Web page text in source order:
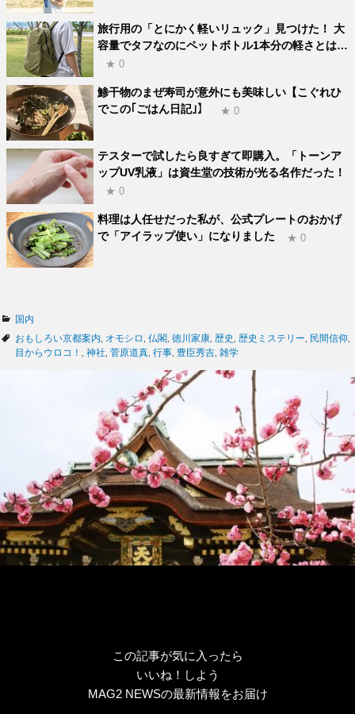
旅行用の「とにかく軽いリュック」見つけた！ 大
容量でタフなのにペットボトル1本分の軽さとは…
★ 0
鯵干物のまぜ寿司が意外にも美味しい【こぐれひ
でこの｢ごはん日記｣】
★ 0
テスターで試したら良すぎて即購入。「トーンア
ップUV乳液」は資生堂の技術が光る名作だった！
★ 0
料理は人任せだった私が、公式プレートのおかげ
で「アイラップ使い」になりました
★ 0
カ
テ
ゴ
国内
タ
グ
おもしろい京都案内 オモシロ 仏閣 徳川家康 歴史 歴史ミステリー 民間信仰
目からウロコ！
神社 菅原道真 行事 豊臣秀吉 雑学
この記事が気に入ったら
いいね！しよう
MAG2 NEWSの最新情報をお届け